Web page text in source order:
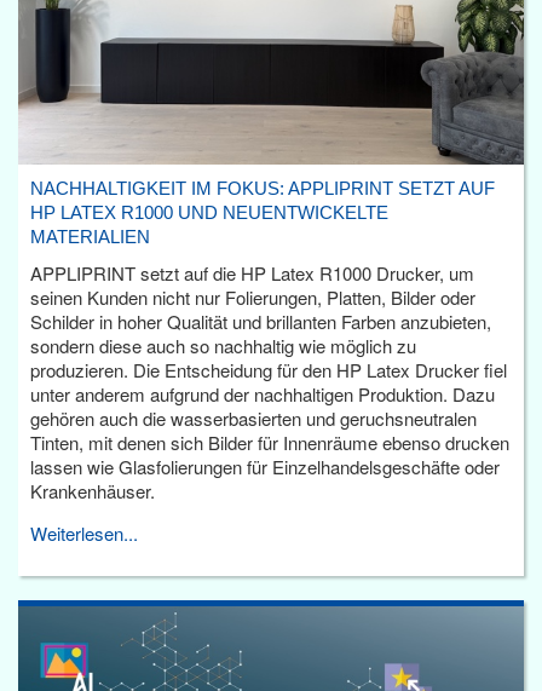
NACHHALTIGKEIT IM FOKUS: APPLIPRINT SETZT AUF
HP LATEX R1000 UND NEUENTWICKELTE
MATERIALIEN
APPLIPRINT setzt auf die HP Latex R1000 Drucker, um
seinen Kunden nicht nur Folierungen, Platten, Bilder oder
Schilder in hoher Qualität und brillanten Farben anzubieten,
sondern diese auch so nachhaltig wie möglich zu
produzieren. Die Entscheidung für den HP Latex Drucker fiel
unter anderem aufgrund der nachhaltigen Produktion. Dazu
gehören auch die wasserbasierten und geruchsneutralen
Tinten, mit denen sich Bilder für Innenräume ebenso drucken
lassen wie Glasfolierungen für Einzelhandelsgeschäfte oder
Krankenhäuser.
Weiterlesen...